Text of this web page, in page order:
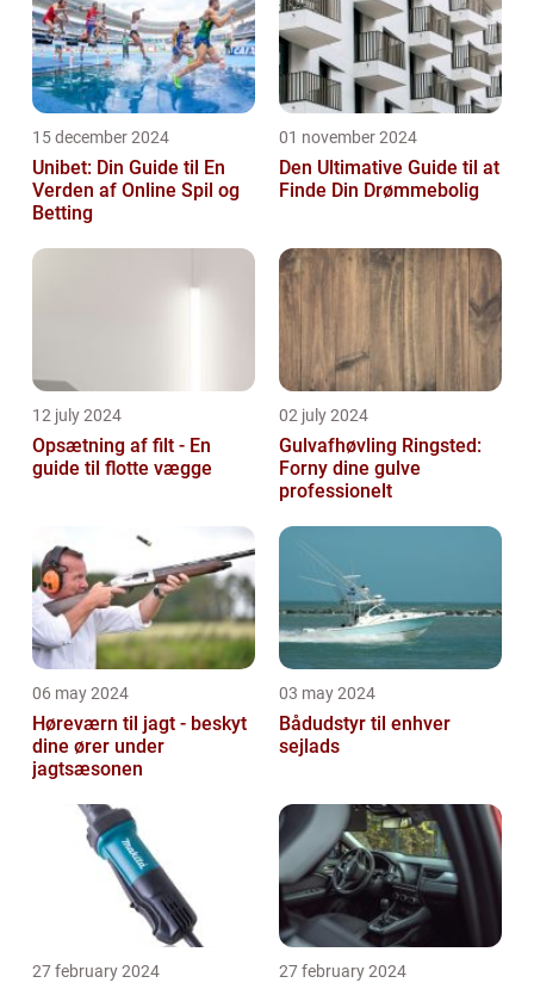
15 december 2024
Unibet: Din Guide til En
Verden af Online Spil og
Betting
01 november 2024
Den Ultimative Guide til at
Finde Din Drømmebolig
12 july 2024
Opsætning af filt - En
guide til flotte vægge
02 july 2024
Gulvafhøvling Ringsted:
Forny dine gulve
professionelt
06 may 2024
Høreværn til jagt - beskyt
dine ører under
jagtsæsonen
03 may 2024
Bådudstyr til enhver
sejlads
27 february 2024 27 february 2024